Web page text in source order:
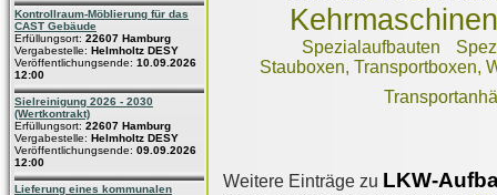
Kontrollraum-Möblierung für das
CAST Gebäude
Erfüllungsort: 22607 Hamburg
Vergabestelle: Helmholtz DESY
Veröffentlichungsende: 10.09.2026
12:00
Sielreinigung 2026 - 2030
(Wertkontrakt)
Erfüllungsort: 22607 Hamburg
Vergabestelle: Helmholtz DESY
Veröffentlichungsende: 09.09.2026
12:00
Lieferung eines kommunalen
Kehrmaschinen
Spezialaufbauten
Stauboxen, Transportboxen,
Weitere Einträge zu LKW-